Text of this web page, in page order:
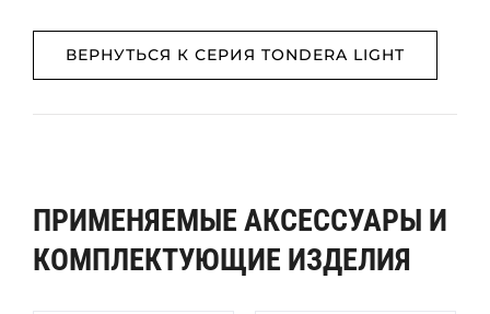
ВЕРНУТЬСЯ К СЕРИЯ TONDERA LIGHT
ПРИМЕНЯЕМЫЕ АКСЕССУАРЫ И
КОМПЛЕКТУЮЩИЕ ИЗДЕЛИЯ